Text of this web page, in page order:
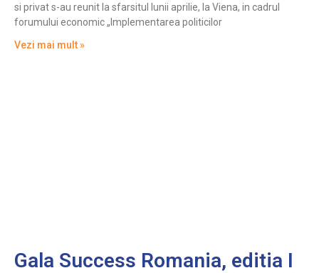
si privat s-au reunit la sfarsitul lunii aprilie, la Viena, in cadrul
forumului economic „Implementarea politicilor
Vezi mai mult »
Gala Success Romania, editia I